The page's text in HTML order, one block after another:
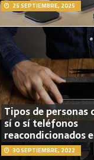
25 SEPTIEMBRE, 2025
Tipos de personas
sí o sí teléfonos
reacondicionados
30 SEPTIEMBRE, 2022